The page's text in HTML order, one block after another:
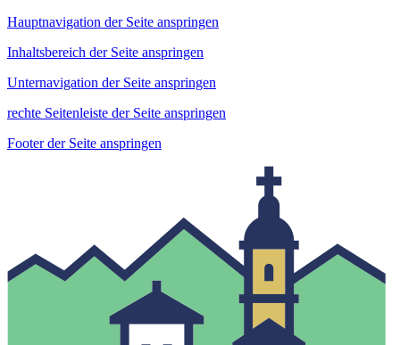
Hauptnavigation der Seite anspringen
Inhaltsbereich der Seite anspringen
Unternavigation der Seite anspringen
rechte Seitenleiste der Seite anspringen
Footer der Seite anspringen